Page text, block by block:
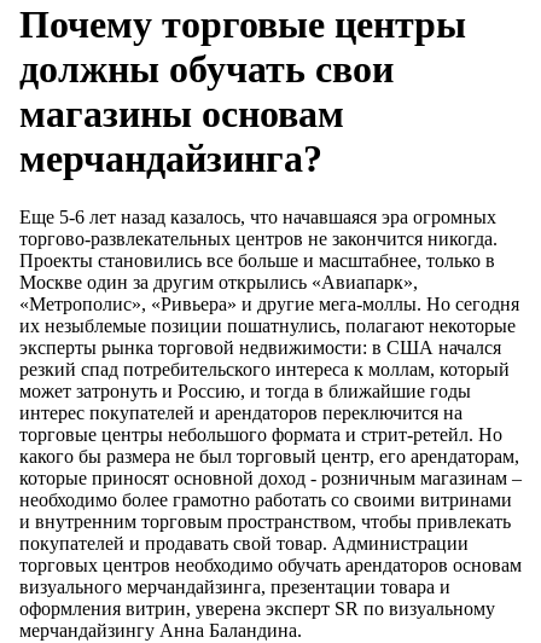
Почему торговые центры
должны обучать свои
магазины основам
мерчандайзинга?
Еще 5-6 лет назад казалось, что начавшаяся эра огромных
торгово-развлекательных центров не закончится никогда.
Проекты становились все больше и масштабнее, только в
Москве один за другим открылись «Авиапарк»,
«Метрополис», «Ривьера» и другие мега-моллы. Но сегодня
их незыблемые позиции пошатнулись, полагают некоторые
эксперты рынка торговой недвижимости: в США начался
резкий спад потребительского интереса к моллам, который
может затронуть и Россию, и тогда в ближайшие годы
интерес покупателей и арендаторов переключится на
торговые центры небольшого формата и стрит-ретейл. Но
какого бы размера не был торговый центр, его арендаторам,
которые приносят основной доход - розничным магазинам –
необходимо более грамотно работать со своими витринами
и внутренним торговым пространством, чтобы привлекать
покупателей и продавать свой товар. Администрации
торговых центров необходимо обучать арендаторов основам
визуального мерчандайзинга, презентации товара и
оформления витрин, уверена эксперт SR по визуальному
мерчандайзингу Анна Баландина.